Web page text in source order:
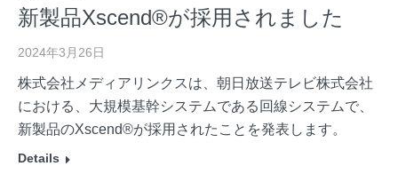
新製品Xscend®が採用されました
2024年3月26日
株式会社メディアリンクスは、朝日放送テレビ株式会社
における、大規模基幹システムである回線システムで、
新製品のXscend®が採用されたことを発表します。
Details